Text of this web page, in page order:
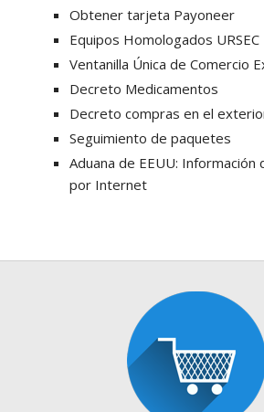
Obtener tarjeta Payoneer
Equipos Homologados URSEC
Ventanilla Única de Comercio
Decreto Medicamentos
Decreto compras en el
Seguimiento de paquetes
Aduana de EEUU: Información
por Internet